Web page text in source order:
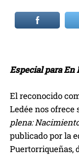
Especial para En
El reconocido
Ledée nos ofrece
plena:
publicado por la
Puertorriqueñas,